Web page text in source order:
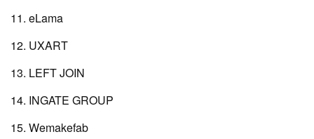
11. eLama
12. UXART
13. LEFT JOIN
14. INGATE GROUP
15. Wemakefab